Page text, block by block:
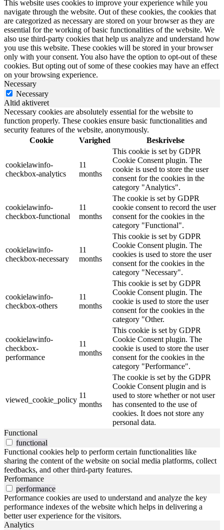
This website uses cookies to improve your experience while you
navigate through the website. Out of these cookies, the cookies that
are categorized as necessary are stored on your browser as they are
essential for the working of basic functionalities of the website. We
also use third-party cookies that help us analyze and understand how
you use this website. These cookies will be stored in your browser
only with your consent. You also have the option to opt-out of these
cookies. But opting out of some of these cookies may have an effect
on your browsing experience.
Necessary
Necessary
Altid aktiveret
Necessary cookies are absolutely essential for the website to
function properly. These cookies ensure basic functionalities and
security features of the website, anonymously.
Cookie
Varighed Beskrivelse
cookielawinfo-
checkbox-analytics
11
months
This cookie is set by GDPR
Cookie Consent plugin. The
cookie is used to store the user
consent for the cookies in the
category "Analytics".
cookielawinfo-
checkbox-functional
11
months
The cookie is set by GDPR
cookie consent to record the user
consent for the cookies in the
category "Functional".
cookielawinfo-
checkbox-necessary
11
months
This cookie is set by GDPR
Cookie Consent plugin. The
cookies is used to store the user
consent for the cookies in the
category "Necessary".
cookielawinfo-
checkbox-others
11
months
This cookie is set by GDPR
Cookie Consent plugin. The
cookie is used to store the user
consent for the cookies in the
category "Other.
cookielawinfo-
checkbox-
performance
11
months
This cookie is set by GDPR
Cookie Consent plugin. The
cookie is used to store the user
consent for the cookies in the
category "Performance".
viewed_cookie_policy
11
months
The cookie is set by the GDPR
Cookie Consent plugin and is
used to store whether or not user
has consented to the use of
cookies. It does not store any
personal data.
Functional
functional
Functional cookies help to perform certain functionalities like
sharing the content of the website on social media platforms, collect
feedbacks, and other third-party features.
Performance
performance
Performance cookies are used to understand and analyze the key
performance indexes of the website which helps in delivering a
better user experience for the visitors.
Analytics